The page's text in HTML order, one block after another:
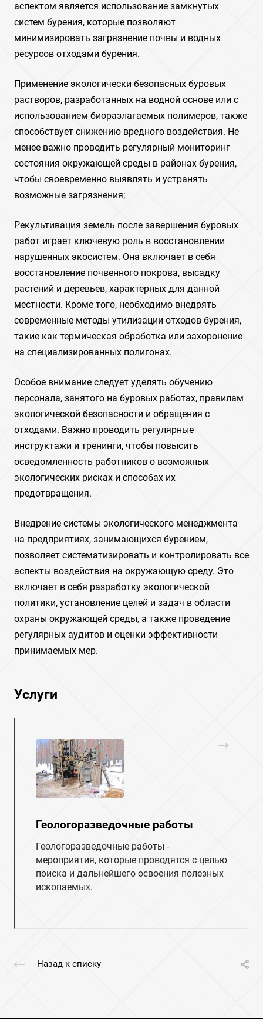
аспектом является использование замкнутых
систем бурения, которые позволяют
минимизировать загрязнение почвы и водных
ресурсов отходами бурения.
Применение экологически безопасных буровых
растворов, разработанных на водной основе или с
использованием биоразлагаемых полимеров, также
способствует снижению вредного воздействия. Не
менее важно проводить регулярный мониторинг
состояния окружающей среды в районах бурения,
чтобы своевременно выявлять и устранять
возможные загрязнения;
Рекультивация земель после завершения буровых
работ играет ключевую роль в восстановлении
нарушенных экосистем. Она включает в себя
восстановление почвенного покрова, высадку
растений и деревьев, характерных для данной
местности. Кроме того, необходимо внедрять
современные методы утилизации отходов бурения,
такие как термическая обработка или захоронение
на специализированных полигонах.
Особое внимание следует уделять обучению
персонала, занятого на буровых работах, правилам
экологической безопасности и обращения с
отходами. Важно проводить регулярные
инструктажи и тренинги, чтобы повысить
осведомленность работников о возможных
экологических рисках и способах их
предотвращения.
Внедрение системы экологического менеджмента
на предприятиях, занимающихся бурением,
позволяет систематизировать и контролировать все
аспекты воздействия на окружающую среду. Это
включает в себя разработку экологической
политики, установление целей и задач в области
охраны окружающей среды, а также проведение
регулярных аудитов и оценки эффективности
принимаемых мер.
Услуги
Геологоразведочные работы
Геологоразведочные работы -
мероприятия, которые проводятся с целью
поиска и дальнейшего освоения полезных
ископаемых.
Назад к списку